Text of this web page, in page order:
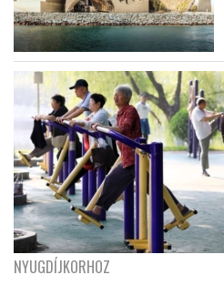
NYUGDÍJKORHOZ